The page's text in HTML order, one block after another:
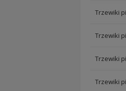
Trzewiki
Trzewiki
Trzewiki
Trzewiki